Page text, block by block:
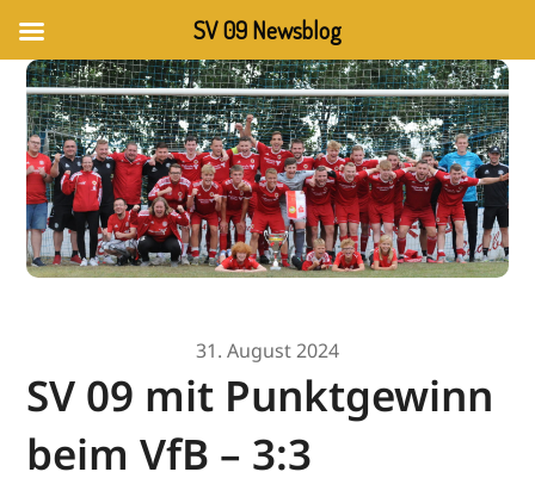
31. August 2024
SV 09 mit Punktgewinn
beim VfB – 3:3
SV 09 Newsblog